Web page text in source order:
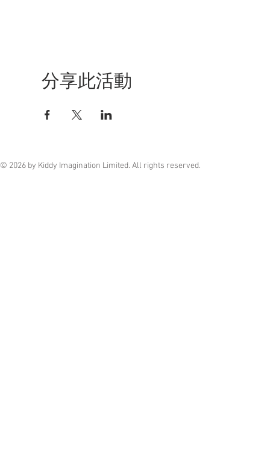
分享此活動
© 2026 by Kiddy Imagination Limited. All rights reserved.